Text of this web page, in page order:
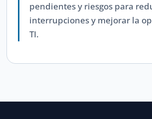
pendientes y riesgos para
interrupciones y mejorar la
TI.